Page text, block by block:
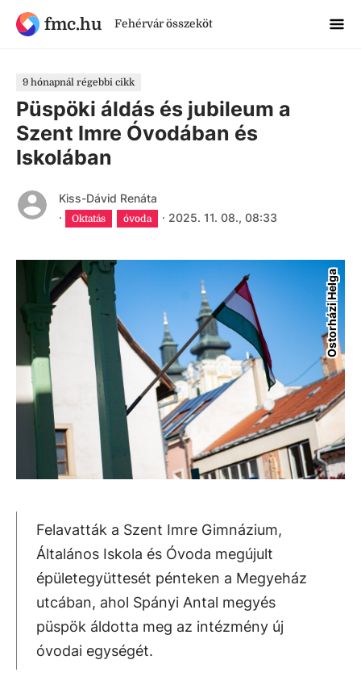
fmc.hu Fehérvár összeköt
9 hónapnál régebbi cikk
Püspöki áldás és jubileum a
Szent Imre Óvodában és
Iskolában
Kiss-Dávid Renáta
·
Oktatás óvoda · 2025. 11. 08., 08:33
Ostorházi Helga
Felavatták a Szent Imre Gimnázium,
Általános Iskola és Óvoda megújult
épületegyüttesét pénteken a Megyeház
utcában, ahol Spányi Antal megyés
püspök áldotta meg az intézmény új
óvodai egységét.